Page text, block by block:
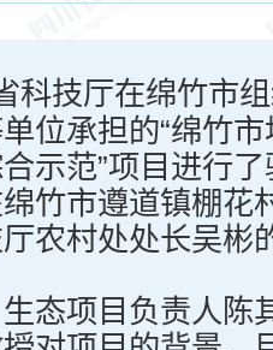
科技厅在绵竹市
位承担的“绵竹
示范”项目进行
市遵道镇棚花
农村处处长吴彬
项目负责人陈